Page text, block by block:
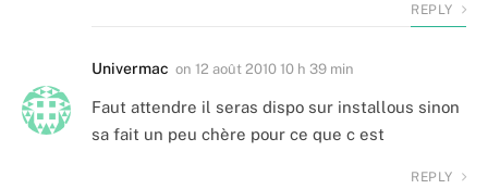
REPLY
Univermac on 12 août 2010 10 h 39 min
Faut attendre il seras dispo sur installous sinon
sa fait un peu chère pour ce que c est
REPLY